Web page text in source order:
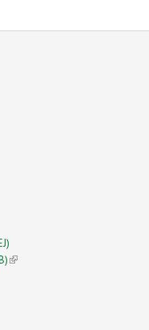
(link is external)